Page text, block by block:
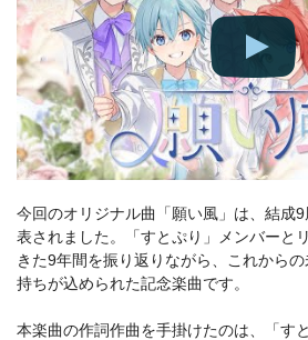
今回のオリジナル曲「願い風」は、結成
表されました。「すとぷり」メンバーと
きた9年間を振り返りながら、これから
持ちが込められた記念楽曲です。
本楽曲の作詞作曲を手掛けたのは、「す